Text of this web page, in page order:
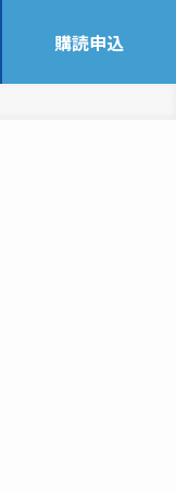
購読申込